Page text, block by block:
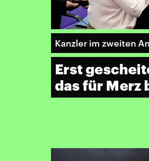
Kanzler im zweiten
Erst
das für Merz